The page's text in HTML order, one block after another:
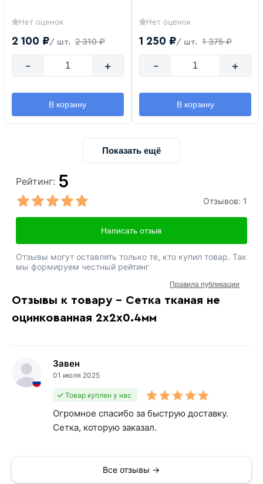
Нет оценок
2 100 ₽/ шт. 2 310 ₽
- +
В корзину
Нет оценок
1 250 ₽/ шт. 1 375 ₽
- +
В корзину
Показать ещё
Отзывы к товару - Сетка тканая не
оцинкованная 2х2х0.4мм
Завен
01 июля 2025
Товар куплен у нас
Огромное спасибо за быструю доставку.
Сетка, которую заказал.
Все отзывы →
Рейтинг: 5
Отзывов: 1
Написать отзыв
Отзывы могут оставлять только те, кто купил товар. Так
мы формируем честный рейтинг
Правила публикации